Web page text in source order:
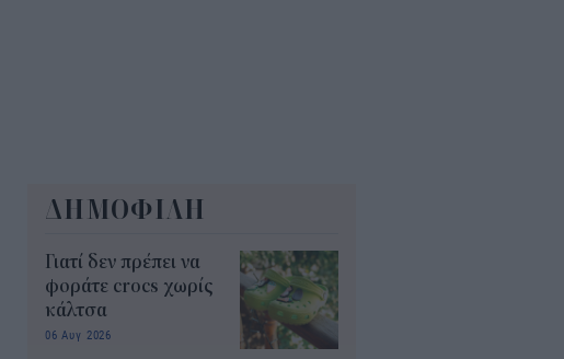
ΔΗΜΟΦΙΛΗ
Γιατί δεν πρέπει να
φοράτε crocs χωρίς
κάλτσα
06 Αυγ 2026